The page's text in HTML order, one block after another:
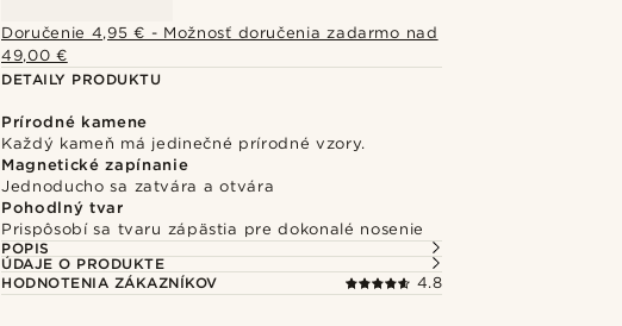
Doručenie 4,95 € - Možnosť doručenia zadarmo nad
49,00 €
DETAILY PRODUKTU
Prírodné kamene
Každý kameň má jedinečné prírodné vzory.
Magnetické zapínanie
Jednoducho sa zatvára a otvára
Pohodlný tvar
Prispôsobí sa tvaru zápästia pre dokonalé nosenie
POPIS
ÚDAJE O PRODUKTE
HODNOTENIA ZÁKAZNÍKOV
4.8